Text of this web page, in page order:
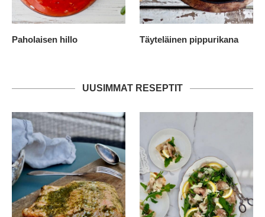
Paholaisen hillo Täyteläinen pippurikana
UUSIMMAT RESEPTIT